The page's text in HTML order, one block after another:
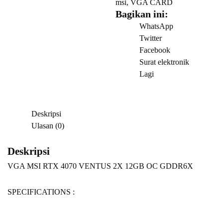
12GB
msi,VGA CARD
Bagikan ini:
WhatsApp
Twitter
Facebook
Surat elektronik
Lagi
Deskripsi
Ulasan (0)
Deskripsi
VGA MSI RTX 4070 VENTUS 2X 12GB OC GDDR6X
SPECIFICATIONS :